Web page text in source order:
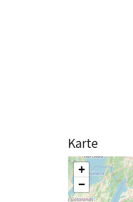
Karte
+
−